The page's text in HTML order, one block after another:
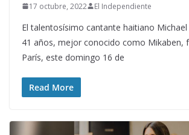
17 octubre, 2022 El Independiente
El talentosísimo cantante haitiano
41 años, mejor conocido como Mikaben,
París, este domingo 16 de
Read More